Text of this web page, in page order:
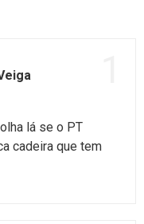
lá se o PT
cadeira que tem